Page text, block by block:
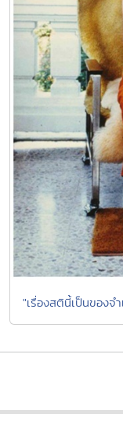
"เรื่องสตินี้เป็นของจ